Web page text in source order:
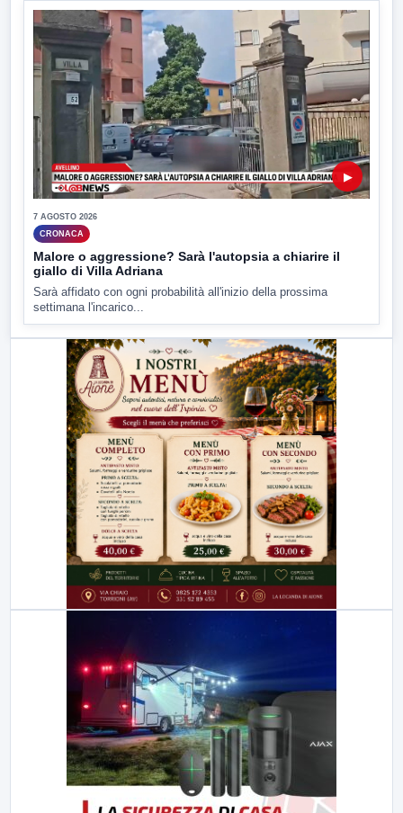
▶
7 AGOSTO 2026
CRONACA
Malore o aggressione? Sarà l'autopsia a chiarire il
giallo di Villa Adriana
Sarà affidato con ogni probabilità all'inizio della prossima
settimana l'incarico...